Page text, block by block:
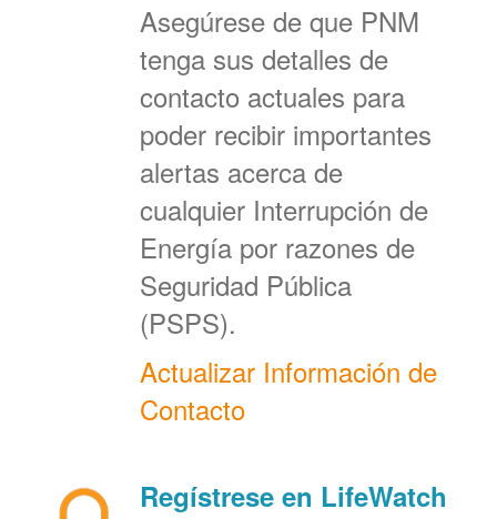
Asegúrese de que PNM
tenga sus detalles de
contacto actuales para
poder recibir importantes
alertas acerca de
cualquier Interrupción de
Energía por razones de
Seguridad Pública
(PSPS).
Actualizar Información de
Contacto
Regístrese en LifeWatch